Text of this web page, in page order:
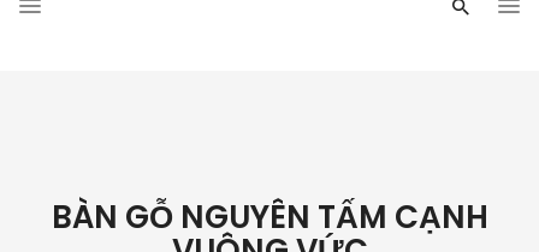
BÀN GỖ NGUYÊN TẤM CẠNH